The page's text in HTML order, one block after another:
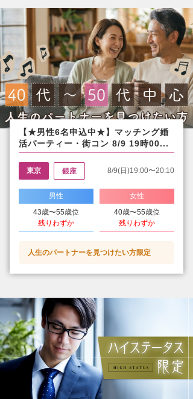
【★男性6名申込中★】マッチング婚
活パーティー・街コン 8/9 19時00...
東京 銀座 8/9(日)19:00〜20:10
男性
43歳〜55歳位
残りわずか
女性
40歳〜55歳位
残りわずか
人生のパートナーを見つけたい方限定